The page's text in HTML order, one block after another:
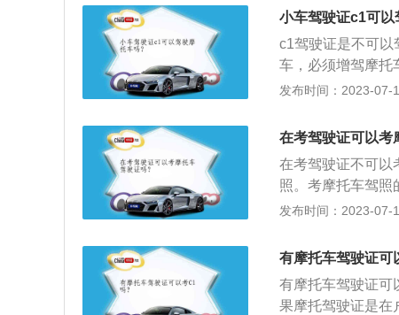
的准驾车型驾驶
交通管理部门以
小车驾驶证c1可以
c1驾驶证是不可以
车，必须增驾摩托
2，C3，C4所有车
路驾驶、安全文
驾驶证（驾照）
每小时50km的二
种类，指装有两个
发布时间：2023-07-
在考驾驶证可以考
在考驾驶证不可以
照。考摩托车驾照
满12分记录。摩托
车、掉头。驾照简
证明文件，通常
驾驶考试。
发布时间：2023-07-
有摩托车驾驶证可
有摩托车驾驶证可
果摩托驾驶证是在